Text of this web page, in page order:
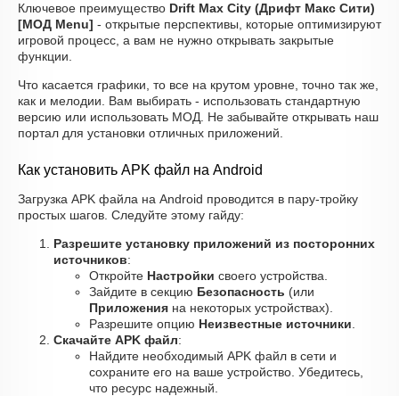
Ключевое преимущество Drift Max City (Дрифт Макс Сити)
[МОД Menu] - открытые перспективы, которые оптимизируют
игровой процесс, а вам не нужно открывать закрытые
функции.
Что касается графики, то все на крутом уровне, точно так же,
как и мелодии. Вам выбирать - использовать стандартную
версию или использовать МОД. Не забывайте открывать наш
портал для установки отличных приложений.
Как установить APK файл на Android
Загрузка APK файла на Android проводится в пару-тройку
простых шагов. Следуйте этому гайду:
Разрешите установку приложений из посторонних
источников:
Откройте Настройки своего устройства.
Зайдите в секцию Безопасность (или
Приложения на некоторых устройствах).
Разрешите опцию Неизвестные источники
Скачайте APK файл:
Найдите необходимый APK файл в сети и
сохраните его на ваше устройство. Убедитесь,
что ресурс надежный.